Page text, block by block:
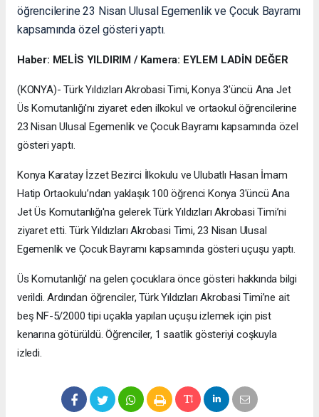
öğrencilerine 23 Nisan Ulusal Egemenlik ve Çocuk Bayramı
kapsamında özel gösteri yaptı.
Haber: MELİS YILDIRIM / Kamera: EYLEM LADİN DEĞER
(KONYA)- Türk Yıldızları Akrobasi Timi, Konya 3'üncü Ana Jet
Üs Komutanlığı'nı ziyaret eden ilkokul ve ortaokul öğrencilerine
23 Nisan Ulusal Egemenlik ve Çocuk Bayramı kapsamında özel
gösteri yaptı.
Konya Karatay İzzet Bezirci İlkokulu ve Ulubatlı Hasan İmam
Hatip Ortaokulu’ndan yaklaşık 100 öğrenci Konya 3'üncü Ana
Jet Üs Komutanlığı'na gelerek Türk Yıldızları Akrobasi Timi’ni
ziyaret etti. Türk Yıldızları Akrobasi Timi, 23 Nisan Ulusal
Egemenlik ve Çocuk Bayramı kapsamında gösteri uçuşu yaptı.
Üs Komutanlığı' na gelen çocuklara önce gösteri hakkında bilgi
verildi. Ardından öğrenciler, Türk Yıldızları Akrobasi Timi’ne ait
beş NF-5/2000 tipi uçakla yapılan uçuşu izlemek için pist
kenarına götürüldü. Öğrenciler, 1 saatlik gösteriyi coşkuyla
izledi.